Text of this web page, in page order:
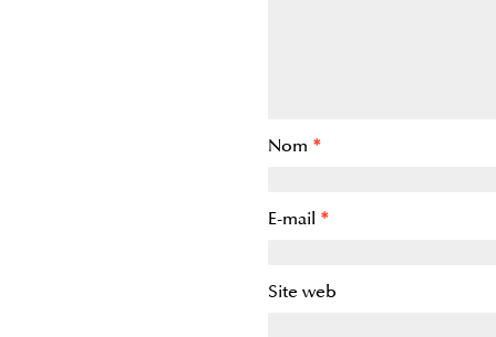
Nom *
E-mail *
Site web